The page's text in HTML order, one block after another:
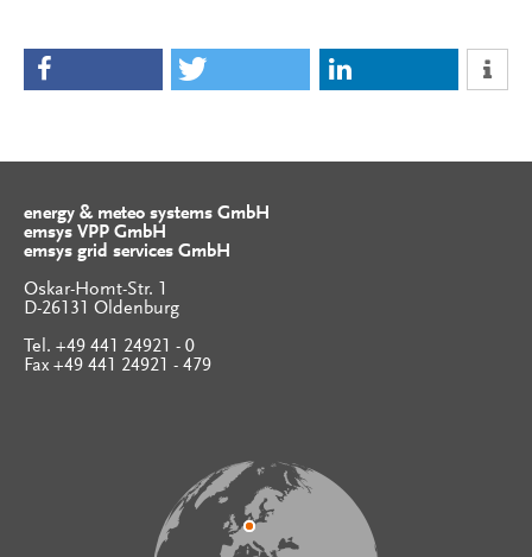
energy & meteo systems GmbH
emsys VPP GmbH
emsys grid services GmbH
Oskar-Homt-Str. 1
D-26131 Oldenburg
Tel. +49 441 24921 - 0
Fax +49 441 24921 - 479